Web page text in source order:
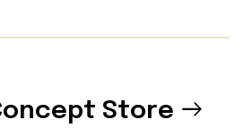
Store